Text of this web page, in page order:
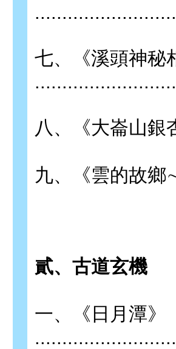
七、《溪頭神秘
八、《大崙山
九、《雲的故
貳、古道玄機
一、《日月潭》